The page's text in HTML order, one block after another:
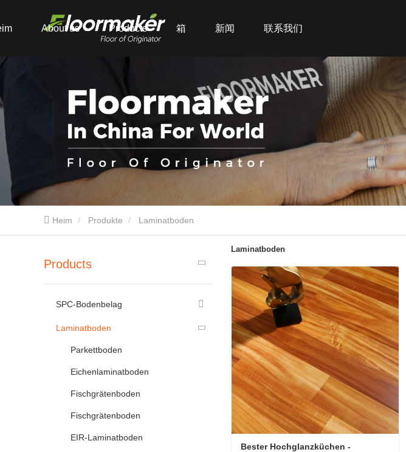
About us Products 箱 新闻 联系我们
Heim Produkte Laminatboden
Products
SPC-Bodenbelag
Laminatboden
Parkettboden
Eichenlaminatboden
Fischgrätenboden
Fischgrätenboden
EIR-Laminatboden
Laminatboden
Bester Hochglanzküchen -